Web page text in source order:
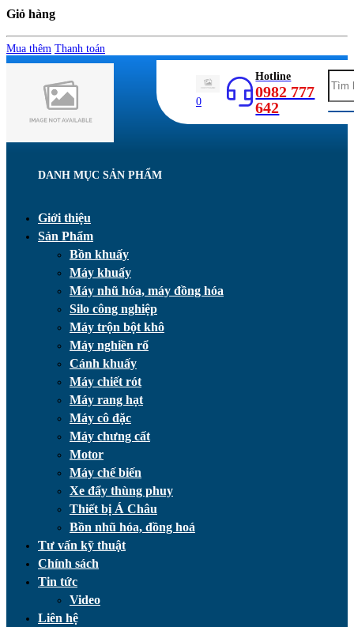
Giỏ hàng
Mua thêm Thanh toán
0
Hotline
0982 777
642
DANH MỤC SẢN PHẨM
Giới thiệu
Sản Phẩm
Bồn khuấy
Máy khuấy
Máy nhũ hóa, máy đồng hóa
Silo công nghiệp
Máy trộn bột khô
Máy nghiền rổ
Cánh khuấy
Máy chiết rót
Máy rang hạt
Máy cô đặc
Máy chưng cất
Motor
Máy chế biến
Xe đẩy thùng phuy
Thiết bị Á Châu
Bồn nhũ hóa, đồng hoá
Tư vấn kỹ thuật
Chính sách
Tin tức
Video
Liên hệ